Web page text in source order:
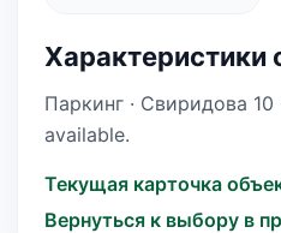
Характеристики
Паркинг · Свиридова 10
available.
Текущая карточка
Вернуться к выбору в